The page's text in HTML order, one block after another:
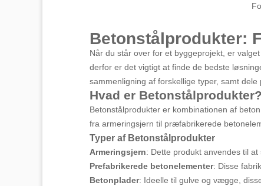
Betonstålprodukter:
Når du står over for et byggeprojekt, er
derfor er det vigtigt at finde de bedste
sammenligning af forskellige typer, samt
Hvad er Betonstålprodukter?
Betonstålprodukter er kombinationen af
fra armeringsjern til præfabrikerede
Typer af Betonstålprodukter
Armeringsjern: Dette produkt anvendes til
Prefabrikerede betonelementer: Disse
Betonplader: Ideelle til gulve og vægge,